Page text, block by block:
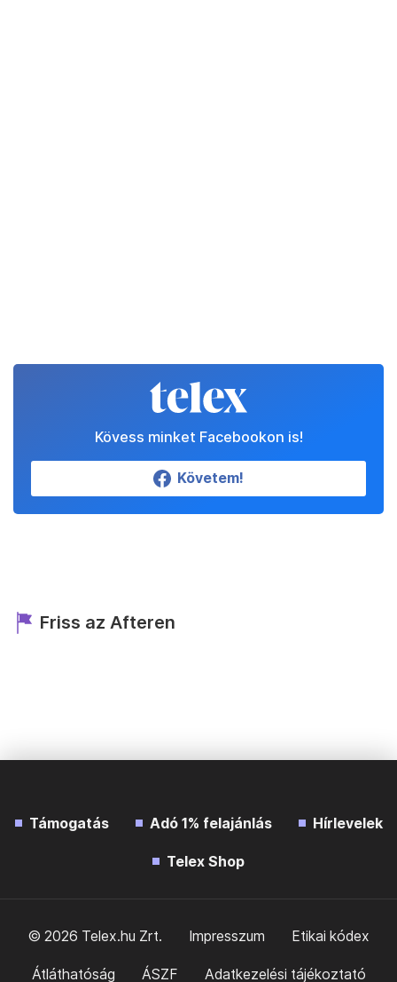
Kövess minket Facebookon is!
Követem!
Friss az Afteren
Támogatás Adó 1% felajánlás Hírlevelek
Telex Shop
© 2026 Telex.hu Zrt. Impresszum Etikai kódex
Átláthatóság ÁSZF Adatkezelési tájékoztató